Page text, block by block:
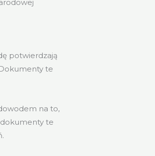
potwierdzają
te
na to,
dokumenty te